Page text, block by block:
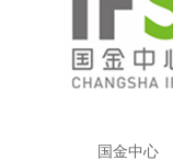
国金中心